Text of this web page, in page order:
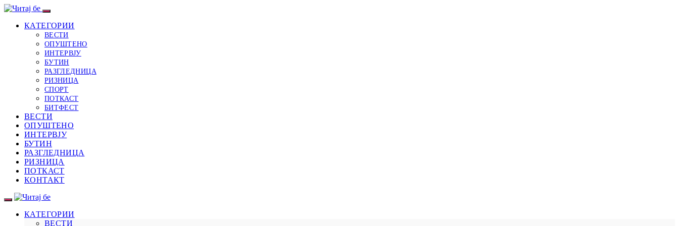
КАТЕГОРИИ
ВЕСТИ
ОПУШТЕНО
ИНТЕРВЈУ
БУТИН
РАЗГЛЕДНИЦА
РИЗНИЦА
СПОРТ
ПОТКАСТ
БИТФЕСТ
ВЕСТИ
ОПУШТЕНО
ИНТЕРВЈУ
БУТИН
РАЗГЛЕДНИЦА
РИЗНИЦА
ПОТКАСТ
КОНТАКТ
КАТЕГОРИИ
ВЕСТИ